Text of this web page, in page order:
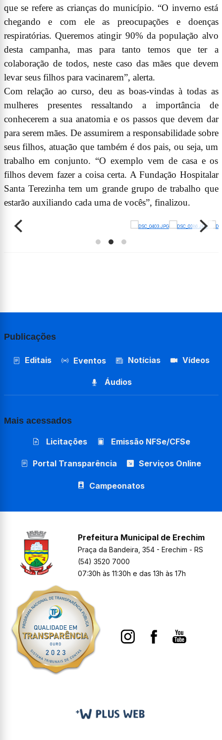
que se refere as crianças do município. “O inverno está
chegando e com ele as preocupações e doenças
respiratórias. Queremos atingir 90% da população alvo
desta campanha, mas para tanto temos que ter a
colaboração de todos, neste caso das mães que devem
levar seus filhos para vacinarem”, alerta.
Com relação ao curso, deu as boas-vindas à todas as
mulheres presentes ressaltando a importância de
conhecerem a sua anatomia e os passos que devem dar
para serem mães. De assumirem a responsabilidade sobre
seus filhos, atuação que também é dos pais, ou seja, um
trabalho em conjunto. “O exemplo vem de casa e os
filhos devem fazer a coisa certa. A Fundação Hospitalar
Santa Terezinha tem um grande grupo de trabalho que
estarão auxiliando cada uma de vocês”, finalizou.
Publicações
Editais Eventos Notícias Vídeos
Áudios
Mais acessados
Licitações Emissão NFSe/CFSe
Portal Transparência Serviços Online
Campeonatos
Prefeitura Municipal de Erechim
Praça da Bandeira, 354 - Erechim - RS
(54) 3520 7000
07:30h às 11:30h e das 13h às 17h